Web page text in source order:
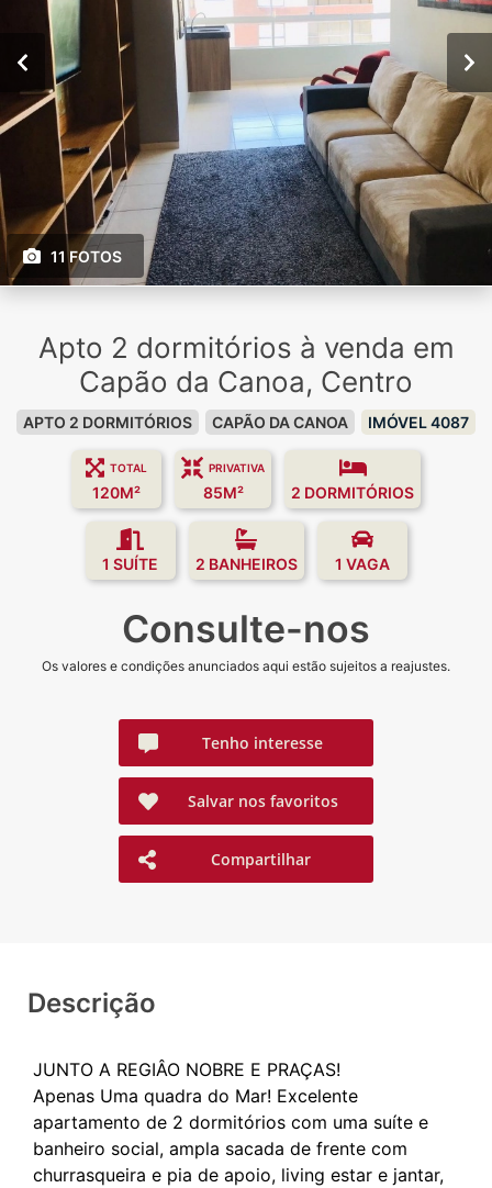
11 FOTOS
Apto 2 dormitórios à venda em
Capão da Canoa, Centro
APTO 2 DORMITÓRIOS CAPÃO DA CANOA IMÓVEL 4087
TOTAL
120M²
PRIVATIVA
85M² 2 DORMITÓRIOS
1 SUÍTE 2 BANHEIROS 1 VAGA
Consulte-nos
Os valores e condições anunciados aqui estão sujeitos a reajustes.
Tenho interesse
Salvar nos favoritos
Compartilhar
Descrição
JUNTO A REGIÂO NOBRE E PRAÇAS!
Apenas Uma quadra do Mar! Excelente
apartamento de 2 dormitórios com uma suíte e
banheiro social, ampla sacada de frente com
churrasqueira e pia de apoio, living estar e jantar,